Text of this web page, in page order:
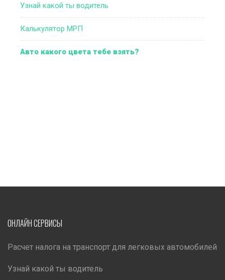
Узнай какой ты водитель
Калькулятор МРП
Авто какого цвета тебе взять?
ОНЛАЙН СЕРВИСЫ
Расчет налога на транспорт для легковых автомобилей
Узнай какой ты водитель